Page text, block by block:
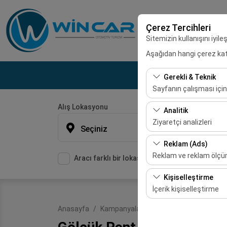
Çerez Tercihleri
Sitemizin kullanışını
Aşağıdan hangi çerez
Gerekli & Teknik
Sayfanın çalışması
Bu çerezler sitenin
bırakılamaz.
Analitik
Ziyaretçi analizleri
Bu çerezler, sitemizin
etmemizi sağlar. Bu
Reklam (Ads)
Reklam ve reklam
Bu çerezler, size ilgi
etkinliğini (gösterim
Kişiselleştirme
İçerik kişiselleştirme
deneyiminizin
Alış Lokasyonu
Seçiniz
Aracı farklı bir lokasyona bırakacağım
Anasayfa Kampanyalar